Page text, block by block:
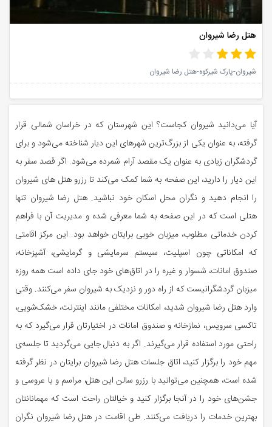
هتل رضا شیروان
شیروان-پارک شیرکوه-هتل رضا شیروان
آیا می‌دانید شیروان کجاست؟ این شهرستان که در خراسان شمالی قرار
گرفته، به عنوان یکی از بزرگ‌ترین شهرهای این دیار شناخته می‌شود و برای
گردشگران زیادی به عنوان یک مقصد آرام شمرده می‌شود. اگر قصد سفر به
این دیار را دارید، این صفحه به شما کمک می‌کند تا رزرو هتل های شیروان
را انجام دهید و نگران محل اسکان خود نباشید. هتل رضا شیروان تنها
هتلی است که در این صفحه به شما معرفی شده و مدیریت آن با فراهم
کردن خدماتی مطلوب، میزبان خوبی برایتان خواهد بود. این مرکز اقامتی
که امکاناتی چون اسپلیت، سیستم سرمایشی و گرمایشی، آشپزخانه،
صندوق امانات، شسوار و غیره را در اتاق‌های خود جای داده است همه روزه
میزبان گردشگرانیست که از راه دور و نزدیک به شیروان سفر می‌کنند. وقتی
وارد هتل رضا شیروان شدید، امکانات مختلفی مانند اینترنت، خشک‌شویی،
تاکسی سرویس، نمازخانه و صندوق امانات در اختیارتان قرار می‌گیرد که به
راحتی مورد استفاده قرار می‌گیرند. اگر به دنبال جایی می‌گردید تا جلسه‌ی
مهم خود را برگزار کنید، اتاق جلسات هتل رضا شیروان برایتان در نظر گرفته
شده است، همچنین می‌توانید با رزرو سالن این هتل، مراسم و یا عروسی و
جشن‌های خود را در آنجا برگزار کنید و خیالتان راحت است که مهمانانتان
بهترین خدمات را دریافت می‌کنند. طی اقامت در هتل رضا شیروان نگران